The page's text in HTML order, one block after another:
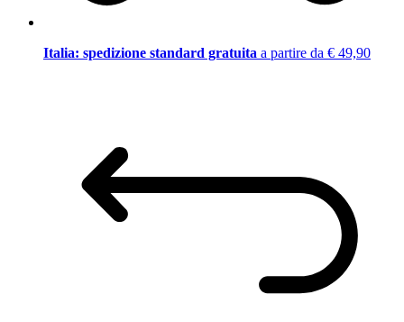
Italia: spedizione standard gratuita a partire da € 49,90